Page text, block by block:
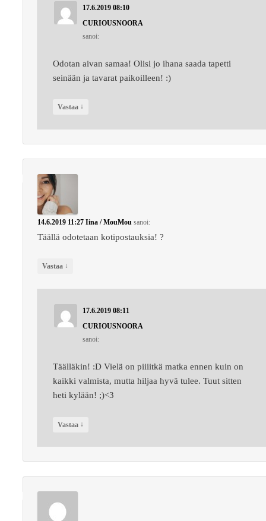
17.6.2019 08:10
CURIOUSNOORA
sanoi:
Odotan aivan samaa! Olisi jo ihana saada tapetti
seinään ja tavarat paikoilleen! :)
Vastaa ↓
14.6.2019 11:27 Iina / MouMou sanoi:
Täällä odotetaan kotipostauksia! ?
Vastaa ↓
17.6.2019 08:11
CURIOUSNOORA
sanoi:
Täälläkin! :D Vielä on piiiitkä matka ennen kuin on
kaikki valmista, mutta hiljaa hyvä tulee. Tuut sitten
heti kylään! ;)<3
Vastaa ↓